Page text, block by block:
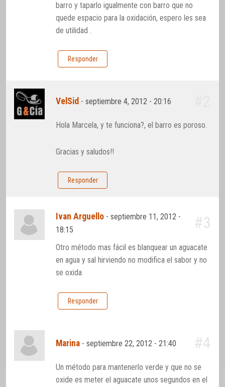
barro y taparlo igualmente con barro que no
quede espacio para la oxidación, espero les sea
de utilidad .
Responder
VelSid -septiembre 4, 2012 - 20:16
Hola Marcela, y te funciona?, el barro es poroso.
Gracias y saludos!!
Responder
Ivan Arguello -septiembre 11, 2012 -
18:15
#3
Otro método mas fácil es blanquear un aguacate
en agua y sal hirviendo no modifica el sabor y no
se oxida
Responder
Marina -septiembre 22, 2012 - 21:40 #4
Un método para mantenerlo verde y que no se
oxide es meter el aguacate unos segundos en el